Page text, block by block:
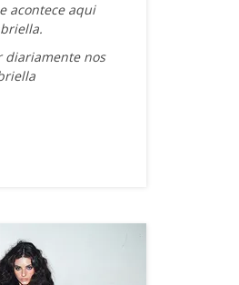
acontece aqui
diariamente nos